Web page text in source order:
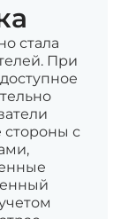
стала
При
с